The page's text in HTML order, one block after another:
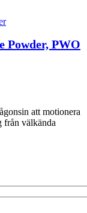
Powder, PWO
att motionera
från välkända